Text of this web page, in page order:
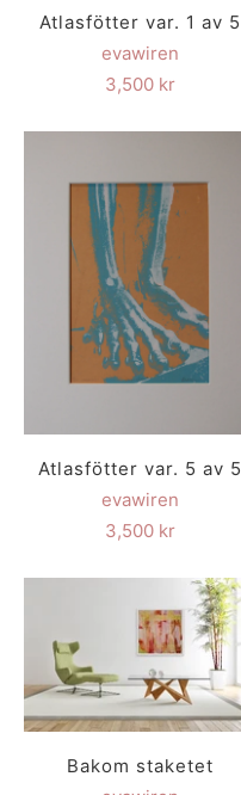
Atlasfötter var. 1 av 5
evawiren
3,500 kr
Atlasfötter var. 5 av 5
evawiren
3,500 kr
Bakom staketet